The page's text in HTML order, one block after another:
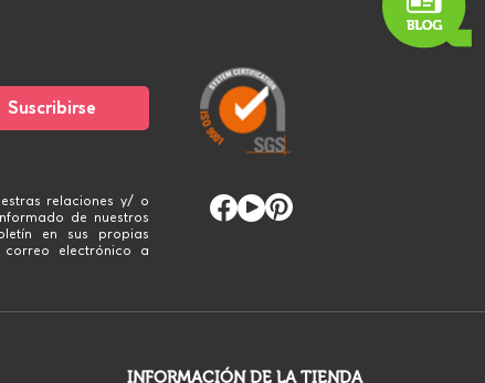
relaciones y/ o
de nuestros
en sus propias
correo electrónico a
INFORMACIÓN DE LA TIENDA